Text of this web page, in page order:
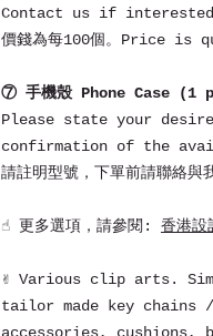
Contact us if
價錢為每100個。Price is
⑦ 手機殼 Phone Case (1
Please state your
confirmation of the
請註明型號，下單前請聯絡與
☝ 更多選項，請參閱: 香港設
✌ Various clip arts.
tailor made key chains